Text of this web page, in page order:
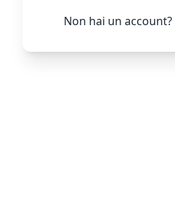
Non hai un account?